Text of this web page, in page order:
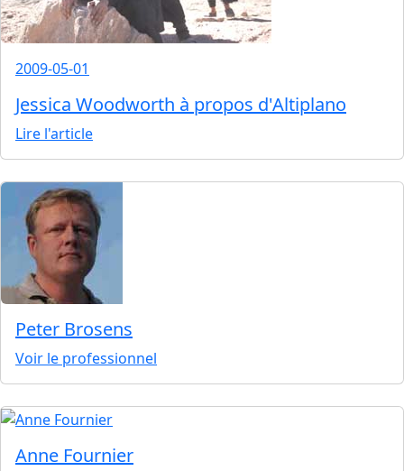
2009-05-01
Jessica Woodworth à propos d'Altiplano
Lire l'article
Peter Brosens
Voir le professionnel
Anne Fournier